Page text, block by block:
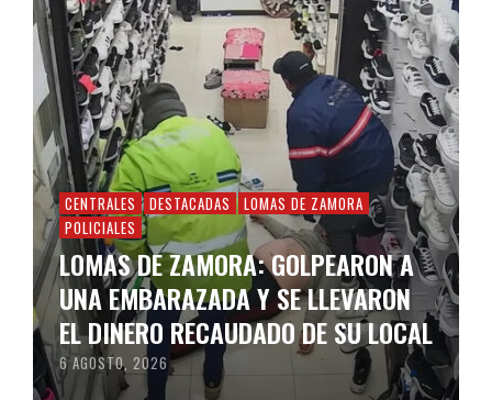
CENTRALES DESTACADAS
LOMAS DE ZAMORA
POLICIALES
LOMAS DE ZAMORA: GOLPEARON A
UNA EMBARAZADA Y SE LLEVARON
EL DINERO RECAUDADO DE SU LOCAL
6 AGOSTO, 2026